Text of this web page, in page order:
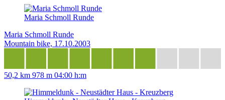
Maria Schmoll Runde
Maria Schmoll Runde
Mountain bike, 17.10.2003
50,2 km 978 m 04:00 h:m